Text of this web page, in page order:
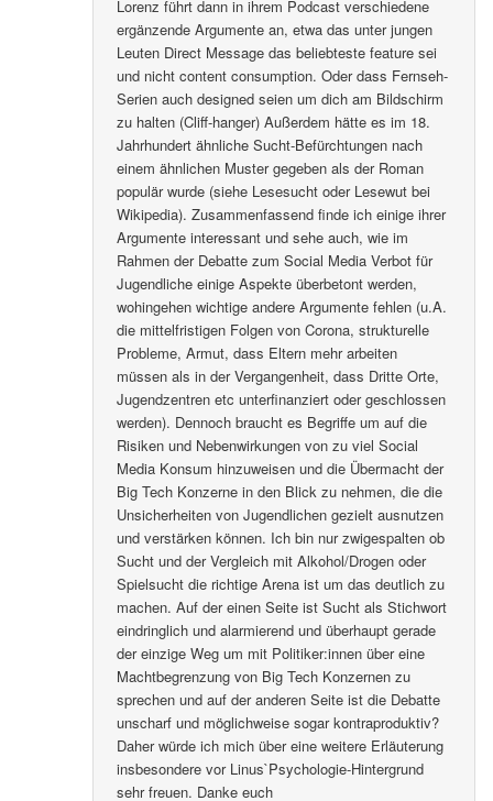
Lorenz führt dann in ihrem Podcast verschiedene
ergänzende Argumente an, etwa das unter jungen
Leuten Direct Message das beliebteste feature sei
und nicht content consumption. Oder dass Fernseh-
Serien auch designed seien um dich am Bildschirm
zu halten (Cliff-hanger) Außerdem hätte es im 18.
Jahrhundert ähnliche Sucht-Befürchtungen nach
einem ähnlichen Muster gegeben als der Roman
populär wurde (siehe Lesesucht oder Lesewut bei
Wikipedia). Zusammenfassend finde ich einige ihrer
Argumente interessant und sehe auch, wie im
Rahmen der Debatte zum Social Media Verbot für
Jugendliche einige Aspekte überbetont werden,
wohingehen wichtige andere Argumente fehlen (u.A.
die mittelfristigen Folgen von Corona, strukturelle
Probleme, Armut, dass Eltern mehr arbeiten
müssen als in der Vergangenheit, dass Dritte Orte,
Jugendzentren etc unterfinanziert oder geschlossen
werden). Dennoch braucht es Begriffe um auf die
Risiken und Nebenwirkungen von zu viel Social
Media Konsum hinzuweisen und die Übermacht der
Big Tech Konzerne in den Blick zu nehmen, die die
Unsicherheiten von Jugendlichen gezielt ausnutzen
und verstärken können. Ich bin nur zwigespalten ob
Sucht und der Vergleich mit Alkohol/Drogen oder
Spielsucht die richtige Arena ist um das deutlich zu
machen. Auf der einen Seite ist Sucht als Stichwort
eindringlich und alarmierend und überhaupt gerade
der einzige Weg um mit Politiker:innen über eine
Machtbegrenzung von Big Tech Konzernen zu
sprechen und auf der anderen Seite ist die Debatte
unscharf und möglichweise sogar kontraproduktiv?
Daher würde ich mich über eine weitere Erläuterung
insbesondere vor Linus`Psychologie-Hintergrund
sehr freuen. Danke euch